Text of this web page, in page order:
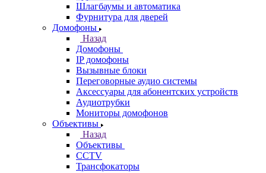
Шлагбаумы и автоматика
Фурнитура для дверей
Домофоны
Назад
Домофоны
IP домофоны
Вызывные блоки
Переговорные аудио системы
Аксессуары для абонентских устройств
Аудиотрубки
Мониторы домофонов
Объективы
Назад
Объективы
CCTV
Трансфокаторы